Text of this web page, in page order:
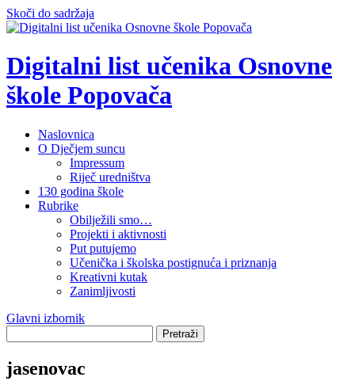
Skoči do sadržaja
Digitalni list učenika Osnovne
škole Popovača
Naslovnica
O Dječjem suncu
Impressum
Riječ uredništva
130 godina škole
Rubrike
Obilježili smo…
Projekti i aktivnosti
Put putujemo
Učenička i školska postignuća i priznanja
Kreativni kutak
Zanimljivosti
Glavni izbornik
jasenovac